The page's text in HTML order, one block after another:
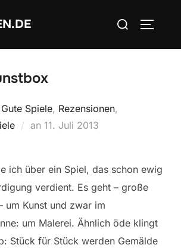
Suchen
Gute Spiele, Rezensionen,
an Veröffentlicht
11. Juli 2013
ich über ein Spiel, das schon ewig
verdient. Es geht – große
um Kunst und zwar im
um Malerei. Ähnlich öde klingt
Stück für Stück werden Gemälde